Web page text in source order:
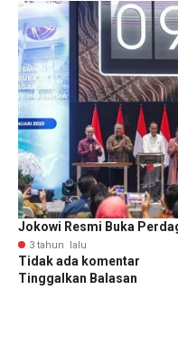
Jokowi Resmi Buka
3 tahun lalu
Tidak ada komentar
Tinggalkan Balasan